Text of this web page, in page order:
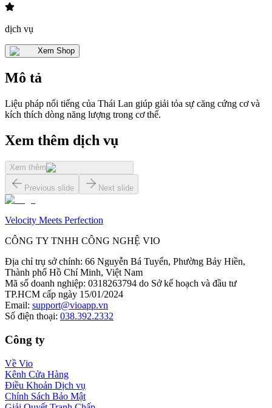
dịch vụ
Xem Shop
Mô tả
Liệu pháp nổi tiếng của Thái Lan giúp giải tỏa sự căng cứng cơ và
kích thích dòng năng lượng trong cơ thể.
Xem thêm dịch vụ
Xem thêm
Previous slide Next slide
Velocity Meets Perfection
CÔNG TY TNHH CÔNG NGHỆ VIO
Địa chỉ trụ sở chính: 66 Nguyễn Bá Tuyển, Phường Bảy Hiền,
Thành phố Hồ Chí Minh, Việt Nam
Mã số doanh nghiệp: 0318263794 do Sở kế hoạch và đầu tư
TP.HCM cấp ngày 15/01/2024
Email: support@vioapp.vn
Số điện thoại: 038.392.2332
Công ty
Về Vio
Kênh Cửa Hàng
Điều Khoản Dịch vụ
Chính Sách Bảo Mật